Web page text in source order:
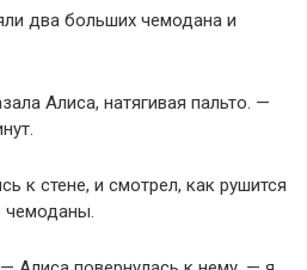
два больших чемодана и
Алиса, натягивая пальто. —
к стене, и смотрел, как рушится
чемоданы.